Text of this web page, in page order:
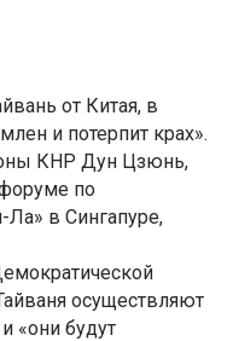
от Китая, в
и потерпит крах».
КНР Дун Цзюнь,
по
Ла» в Сингапуре,
осуществляют
«они будут